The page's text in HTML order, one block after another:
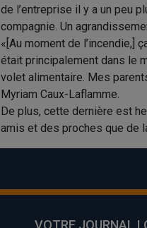
de l’entreprise il y a un peu
compagnie. Un
«[Au moment de l’incendie,]
était principalement dans le
volet alimentaire. Mes
Myriam Caux-Laflamme.
De plus, cette dernière est
amis et des proches que de